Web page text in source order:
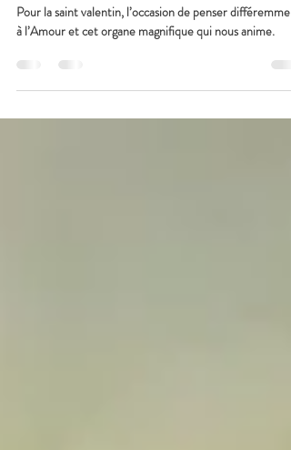
« Suivre son Coeur »
Pour la saint valentin, l’occasion de penser différemment